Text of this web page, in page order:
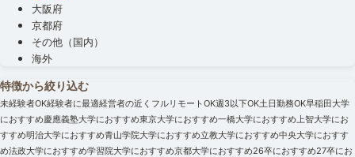
大阪府
京都府
その他（国内）
海外
特徴から絞り込む
未経験者OK経験者に最適経営者の近く フルリモートOK週3以下OK土日勤務OK早稲田大学
におすすめ慶應義塾大学におすすめ東京大学におすすめ一橋大学におすすめ上智大学にお
すすめ明治大学におすすめ青山学院大学におすすめ立教大学におすすめ中央大学におすす
め法政大学におすすめ学習院大学におすすめ京都大学におすすめ26卒におすすめ27卒にお